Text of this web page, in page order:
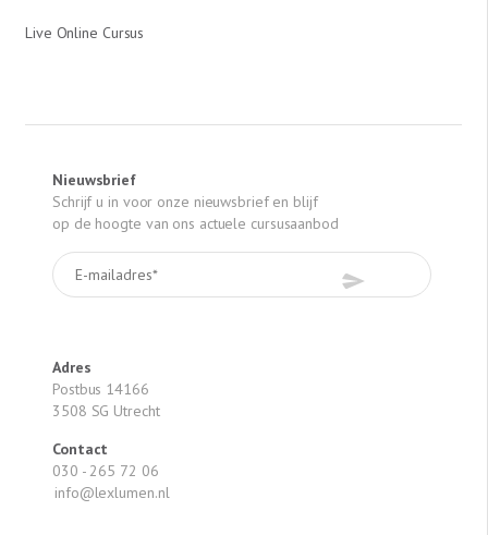
Live Online Cursus
Nieuwsbrief
Schrijf u in voor onze nieuwsbrief en blijf
op de hoogte van ons actuele cursusaanbod
Adres
Postbus 14166
3508 SG Utrecht
Contact
030 - 265 72 06
info@lexlumen.nl